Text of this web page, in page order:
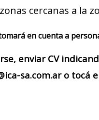
cercanas a la
en cuenta a
enviar CV
sa.com.ar o tocá